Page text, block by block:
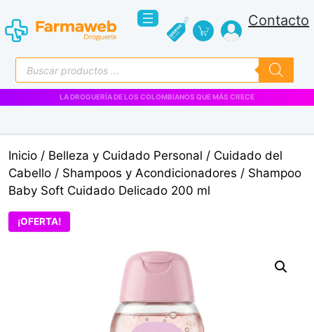
al
contenido
Contacto
Búsqueda
de
productos
VENTAS EMPRESARIALES
Inicio / Belleza y Cuidado Personal / Cuidado del
Cabello / Shampoos y Acondicionadores / Shampoo
Baby Soft Cuidado Delicado 200 ml
¡OFERTA!